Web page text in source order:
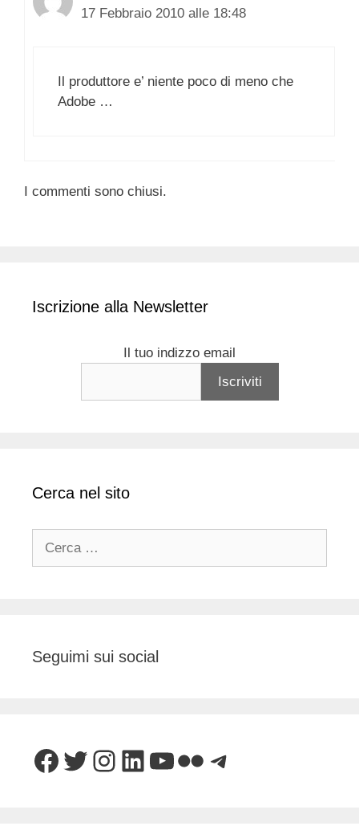
17 Febbraio 2010 alle 18:48
Il produttore e’ niente poco di meno che
Adobe …
I commenti sono chiusi.
Iscrizione alla Newsletter
Il tuo indizzo email
Cerca nel sito
Seguimi sui social
Facebook
Twitter
Instagram
LinkedIn
YouTube
FlickrTelegram